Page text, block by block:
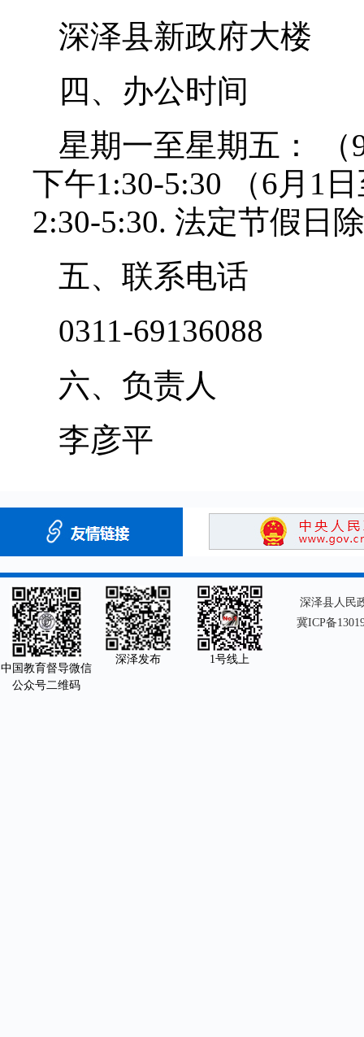
深泽县新政府大楼
四、办公时间
星期一至星期五： （
下午1:30-5:30 （6月1
2:30-5:30. 法定节假日
五、联系电话
0311-69136088
六、负责人
李彦平